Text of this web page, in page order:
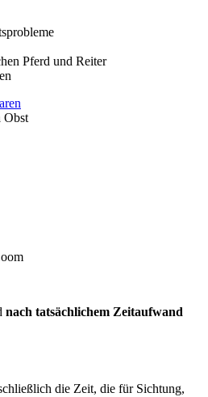
Pferd und Reiter
nach tatsächlichem Zeitaufwand
die Zeit, die für Sichtung,